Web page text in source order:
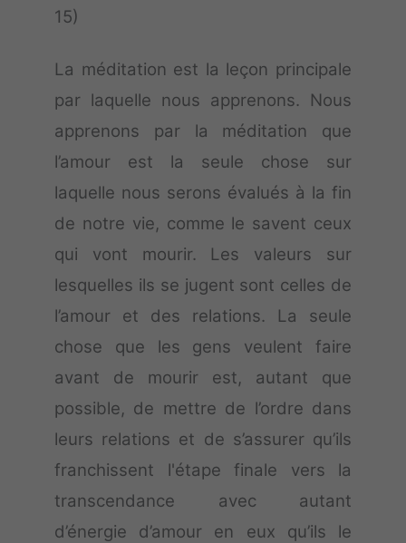
15)
La méditation est la leçon principale
par laquelle nous apprenons. Nous
apprenons par la méditation que
l’amour est la seule chose sur
laquelle nous serons évalués à la fin
de notre vie, comme le savent ceux
qui vont mourir. Les valeurs sur
lesquelles ils se jugent sont celles de
l’amour et des relations. La seule
chose que les gens veulent faire
avant de mourir est, autant que
possible, de mettre de l’ordre dans
leurs relations et de s’assurer qu’ils
franchissent l'étape finale vers la
transcendance avec autant
d’énergie d’amour en eux qu’ils le